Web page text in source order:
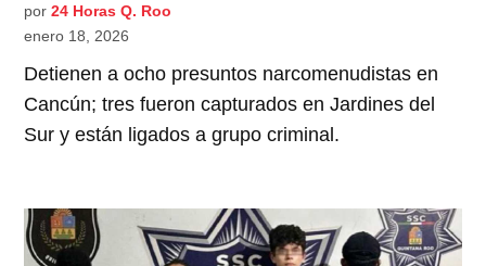
por 24 Horas Q. Roo
enero 18, 2026
Detienen a ocho presuntos narcomenudistas en
Cancún; tres fueron capturados en Jardines del
Sur y están ligados a grupo criminal.